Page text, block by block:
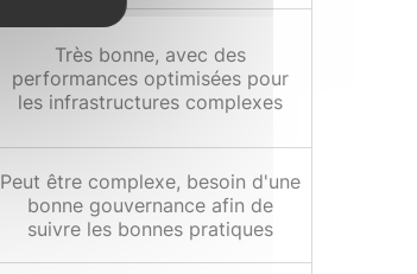
Très bonne, avec des
performances optimisées pour
les infrastructures complexes
Peut être complexe, besoin d'une
bonne gouvernance afin de
suivre les bonnes pratiques